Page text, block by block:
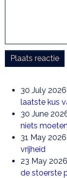
Plaats reactie
30 July 2026
laatste kus
30 June
niets moeten
31 May 2026
vrijheid
23 May 2026
de stoerste